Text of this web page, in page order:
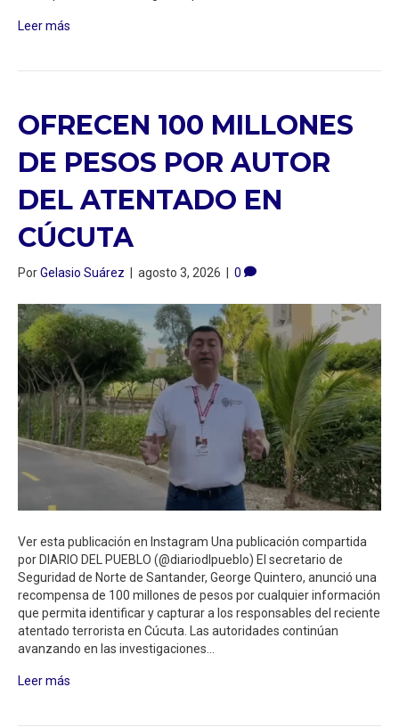
Leer más
OFRECEN 100 MILLONES
DE PESOS POR AUTOR
DEL ATENTADO EN
CÚCUTA
PorGelasio Suárez | agosto 3, 2026 | 0
Ver esta publicación en Instagram Una publicación compartida
por DIARIO DEL PUEBLO (@diariodlpueblo) El secretario de
Seguridad de Norte de Santander, George Quintero, anunció una
recompensa de 100 millones de pesos por cualquier información
que permita identificar y capturar a los responsables del reciente
atentado terrorista en Cúcuta. Las autoridades continúan
avanzando en las investigaciones…
Leer más